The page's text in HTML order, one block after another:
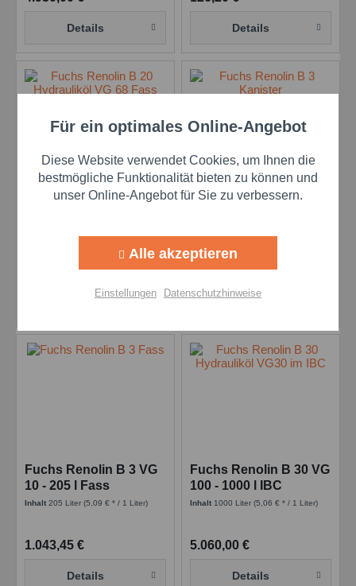
Details Details
Fuchs Renolin B 20 VG
1.031,15 €
Details
Fuchs Renolin B 3 VG
127,40 €
Details
Fuchs Renolin B 3 VG
10 - 205 l Fass
Inhalt205 Liter(5,09 € * / 1 Liter)
1.043,45 €
Details
Fuchs Renolin B 30 VG
100 - 1000 l IBC
Inhalt 1000 Liter(5,06 € * / 1 Liter)
5.060,00 €
Details
Funktionale Aktiv
Marketing Aktiv
Personalisierung Aktiv
Einstellungen speichern
Für ein optimales Online-Angebot
Diese Website verwendet Cookies, um Ihnen die
bestmögliche Funktionalität bieten zu können und
unser Online-Angebot für Sie zu verbessern.
Alle akzeptieren
Einstellungen Datenschutzhinweise